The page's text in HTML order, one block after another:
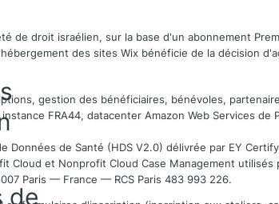
de droit israélien, sur la base d'un abonnement
des sites Wix bénéficie de la décision
gestion des bénéficiaires, bénévoles,
FRA44, datacenter Amazon Web Services
de Santé (HDS V2.0) délivrée par EY
et Nonprofit Cloud Case Management utilisés
Paris — France — RCS Paris 483 993 226.
de